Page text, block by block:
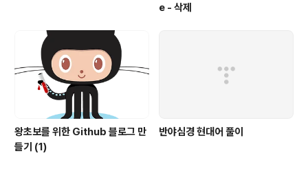
e - 삭제
왕초보를 위한 Github 블로그 만
들기 (1)
반야심경 현대어 풀이